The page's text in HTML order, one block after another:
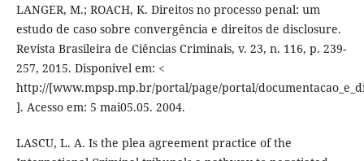
LANGER, M.; ROACH, K. Direitos no processo penal: um
estudo de caso sobre convergência e direitos de disclosure.
Revista Brasileira de Ciências Criminais, v. 23, n. 116, p. 239-
257, 2015. Disponivel em: <
http://[www.mpsp.mp.br/portal/page/portal/
]. Acesso em: 5 mai05.05. 2004.
LASCU, L. A. Is the plea agreement practice of the